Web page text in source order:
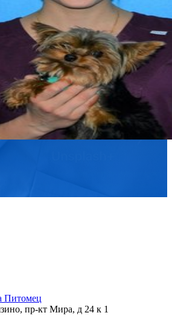
Питомец
пр-кт Мира, д 24 к 1